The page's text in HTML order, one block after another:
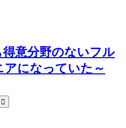
意分野のないフル
になっていた～
